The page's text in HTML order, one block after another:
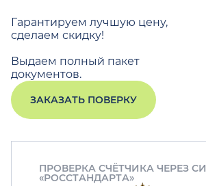
Гарантируем лучшую цену,
сделаем скидку!
Выдаем полный пакет
документов.
ЗАКАЗАТЬ ПОВЕРКУ
ПРОВЕРКА СЧЁТЧИКА ЧЕРЕЗ
«РОССТАНДАРТА»